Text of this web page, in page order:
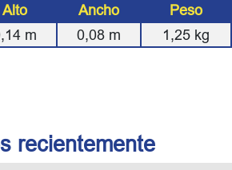
Alto Ancho
Peso
m 0,08 m 1,25 kg
recientemente